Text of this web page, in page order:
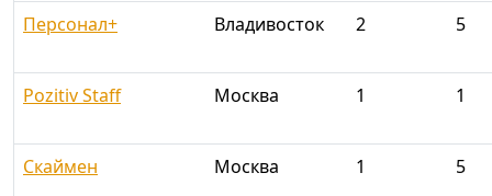
Персонал+ Владивосток 2 5
Pozitiv Staff Москва 1 1
Скаймен Москва 1 5